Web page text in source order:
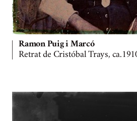
Ramon Puig i Marcó
Retrat de Cristóbal Trays,